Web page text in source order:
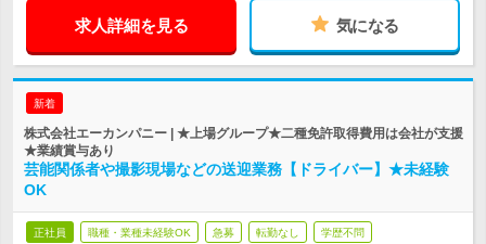
求人詳細を見る 気になる
新着
株式会社エーカンパニー | ★上場グループ★二種免許取得費用は会社が支援
★業績賞与あり
芸能関係者や撮影現場などの送迎業務【ドライバー】★未経験
OK
正社員 職種・業種未経験OK 急募 転勤なし 学歴不問